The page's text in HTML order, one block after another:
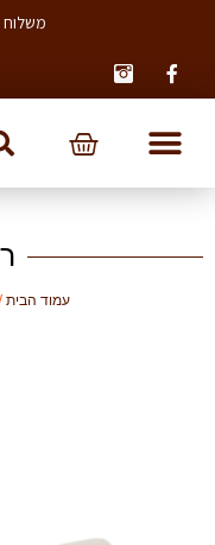
משלוח
עמוד הבית